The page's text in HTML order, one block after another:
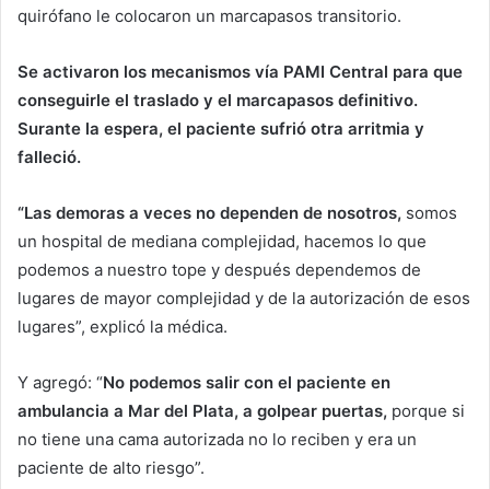
quirófano le colocaron un marcapasos transitorio.
Se activaron los mecanismos vía PAMI Central para que
conseguirle el traslado y el marcapasos definitivo.
Surante la espera, el paciente sufrió otra arritmia y
falleció.
“Las demoras a veces no dependen de nosotros, somos
un hospital de mediana complejidad, hacemos lo que
podemos a nuestro tope y después dependemos de
lugares de mayor complejidad y de la autorización de esos
lugares”, explicó la médica.
Y agregó: “No podemos salir con el paciente en
ambulancia a Mar del Plata, a golpear puertas, porque si
no tiene una cama autorizada no lo reciben y era un
paciente de alto riesgo”.